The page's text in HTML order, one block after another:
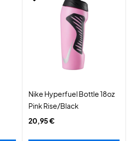
Nike Hyperfuel Bottle 18oz
Pink Rise/Black
20,95 €